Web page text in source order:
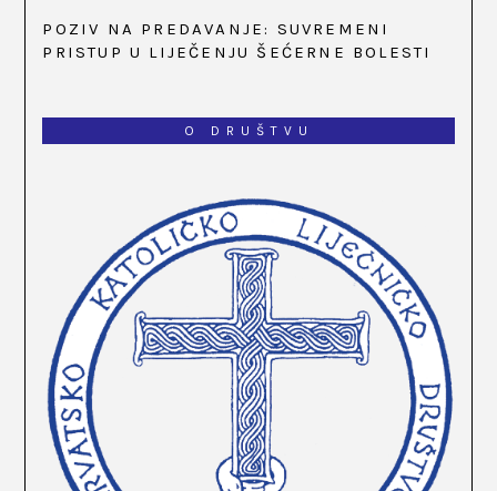
BISTRICI, OD 15. DO 17. SVIBNJA
POZIV NA PREDAVANJE: SUVREMENI
PRISTUP U LIJEČENJU ŠEĆERNE BOLESTI
O DRUŠTVU